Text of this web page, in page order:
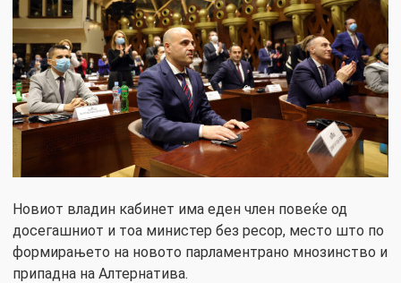
Новиот владин кабинет има еден член повеќе од
досегашниот и тоа министер без ресор, место што по
формирањето на новото парламентрано мнозинство и
припадна на Алтернатива.